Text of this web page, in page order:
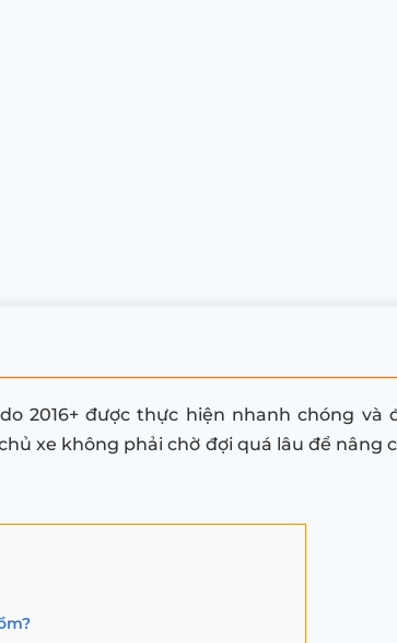
2016+ được thực hiện nhanh chóng
xe không phải chờ đợi quá lâu để nâng